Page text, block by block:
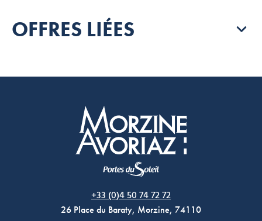
OFFRES LIÉES
+33 (0)4 50 74 72 72
26 Place du Baraty, Morzine, 74110